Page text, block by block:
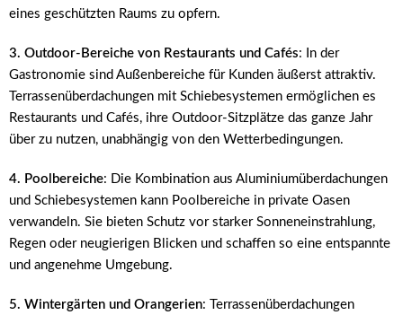
eines geschützten Raums zu opfern.
3. Outdoor-Bereiche von Restaurants und Cafés: In der
Gastronomie sind Außenbereiche für Kunden äußerst attraktiv.
Terrassenüberdachungen mit Schiebesystemen ermöglichen es
Restaurants und Cafés, ihre Outdoor-Sitzplätze das ganze Jahr
über zu nutzen, unabhängig von den Wetterbedingungen.
4. Poolbereiche: Die Kombination aus Aluminiumüberdachungen
und Schiebesystemen kann Poolbereiche in private Oasen
verwandeln. Sie bieten Schutz vor starker Sonneneinstrahlung,
Regen oder neugierigen Blicken und schaffen so eine entspannte
und angenehme Umgebung.
5. Wintergärten und Orangerien: Terrassenüberdachungen